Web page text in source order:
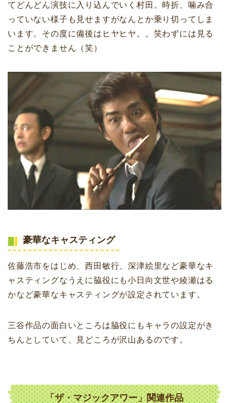
てどんどん演技に入り込んでいく村田。時折、噛み合
っていない様子も見せますがなんとか乗り切ってしま
います。その度に備後はヒヤヒヤ。。笑わずには見る
ことができません（笑）
豪華なキャスティング
佐藤浩市をはじめ、西田敏行、深津絵里など豪華なキ
ャスティングなうえに脇役にも小日向文世や綾瀬はる
かなど豪華なキャスティングが設定されています。
三谷作品の面白いところは脇役にもキャラの設定がき
ちんとしていて、見どころが沢山あるのです。
「ザ・マジックアワー」関連作品